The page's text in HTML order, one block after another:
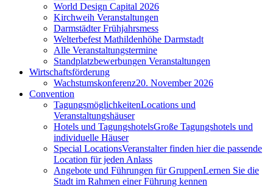
World Design Capital 2026
Kirchweih Veranstaltungen
Darmstädter Frühjahrsmess
Welterbefest Mathildenhöhe Darmstadt
Alle Veranstaltungstermine
Standplatzbewerbungen Veranstaltungen
Wirtschaftsförderung
Wachstumskonferenz20. November 2026
Convention
TagungsmöglichkeitenLocations und
Veranstaltungshäuser
Hotels und TagungshotelsGroße Tagungshotels und
individuelle Häuser
Special LocationsVeranstalter finden hier die passende
Location für jeden Anlass
Angebote und Führungen für GruppenLernen Sie die
Stadt im Rahmen einer Führung kennen